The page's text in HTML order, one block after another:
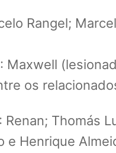
Rangel;
: Maxwell
os
: Renan; Thomás
e Henrique